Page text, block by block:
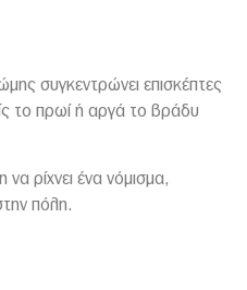
συγκεντρώνει επισκέπτες
το πρωί ή αργά το βράδυ
ρίχνει ένα νόμισμα,
πόλη.